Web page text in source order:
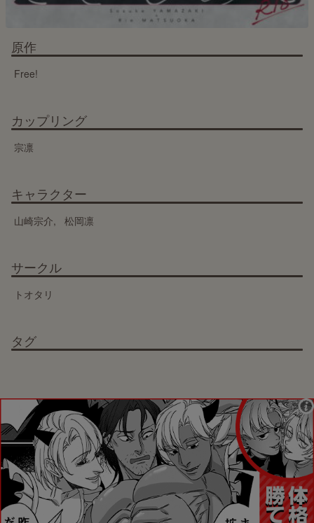
原作
Free!
カップリング
宗凛
キャラクター
山崎宗介 松岡凛
サークル
トオタリ
タグ